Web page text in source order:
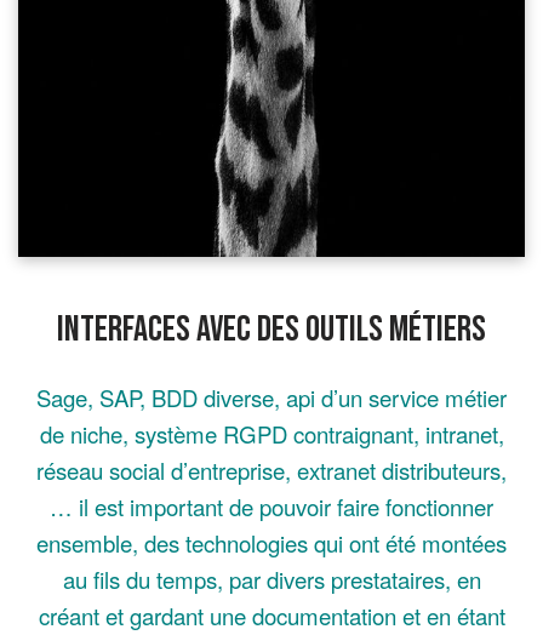
Interfaces avec des outils métiers
Sage, SAP, BDD diverse, api d’un service métier
de niche, système RGPD contraignant, intranet,
réseau social d’entreprise, extranet distributeurs,
… il est important de pouvoir faire fonctionner
ensemble, des technologies qui ont été montées
au fils du temps, par divers prestataires, en
créant et gardant une documentation et en étant